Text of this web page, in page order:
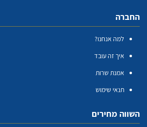
החברה
למה אנחנו?
איך זה עובד
אמנת שרות
תנאי שימוש
השווה מחירים